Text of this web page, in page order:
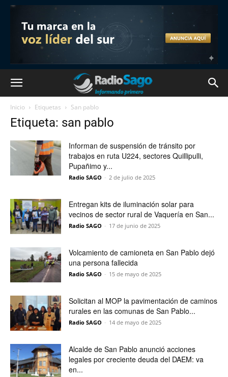
Inicio Etiquetas San pablo
Etiqueta: san pablo
Informan de suspensión de tránsito por
trabajos en ruta U224, sectores Quillipulli,
Pupañimo y...
Radio SAGO - 2 de julio de 2025
Entregan kits de iluminación solar para
vecinos de sector rural de Vaquería en San...
Radio SAGO - 17 de junio de 2025
Volcamiento de camioneta en San Pablo dejó
una persona fallecida
Radio SAGO - 15 de mayo de 2025
Solicitan al MOP la pavimentación de caminos
rurales en las comunas de San Pablo...
Radio SAGO - 14 de mayo de 2025
Alcalde de San Pablo anunció acciones
legales por creciente deuda del DAEM: va
en...